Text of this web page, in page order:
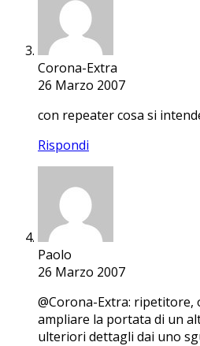
Corona-Extra
26 Marzo 2007
con repeater cosa si
Rispondi
Paolo
26 Marzo 2007
@Corona-Extra: ripetitore,
ampliare la portata di un
ulteriori dettagli dai uno